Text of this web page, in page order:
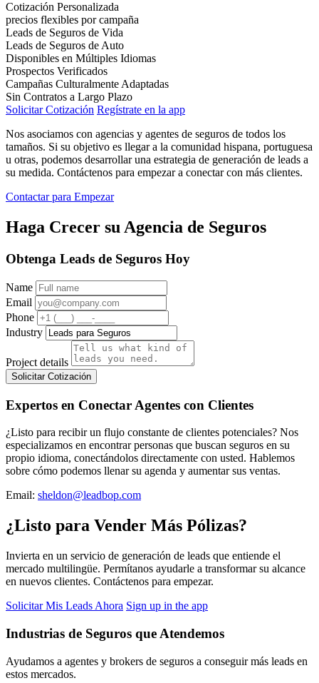
Cotización Personalizada
precios flexibles por campaña
Leads de Seguros de Vida
Leads de Seguros de Auto
Disponibles en Múltiples Idiomas
Prospectos Verificados
Campañas Culturalmente Adaptadas
Sin Contratos a Largo Plazo
Solicitar Cotización Regístrate en la app
Nos asociamos con agencias y agentes de seguros de todos los
tamaños. Si su objetivo es llegar a la comunidad hispana, portuguesa
u otras, podemos desarrollar una estrategia de generación de leads a
su medida. Contáctenos para empezar a conectar con más clientes.
Contactar para Empezar
Haga Crecer su Agencia de Seguros
Obtenga Leads de Seguros Hoy
Name
Email
Phone
Industry
Project details
Solicitar Cotización
Expertos en Conectar Agentes con Clientes
¿Listo para recibir un flujo constante de clientes potenciales? Nos
especializamos en encontrar personas que buscan seguros en su
propio idioma, conectándolos directamente con usted. Hablemos
sobre cómo podemos llenar su agenda y aumentar sus ventas.
Email: sheldon@leadbop.com
¿Listo para Vender Más Pólizas?
Invierta en un servicio de generación de leads que entiende el
mercado multilingüe. Permítanos ayudarle a transformar su alcance
en nuevos clientes. Contáctenos para empezar.
Solicitar Mis Leads Ahora Sign up in the app
Industrias de Seguros que Atendemos
Ayudamos a agentes y brokers de seguros a conseguir más leads en
estos mercados.